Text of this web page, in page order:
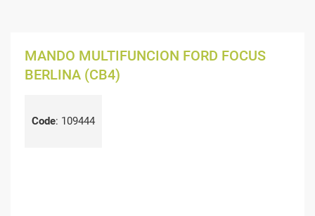
MANDO MULTIFUNCION FORD FOCUS
BERLINA (CB4)
Code: 109444